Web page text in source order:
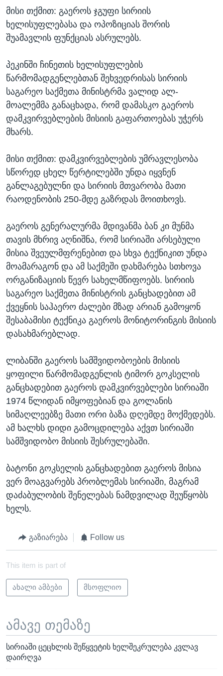
მისი თქმით: გაეროს ჯგუფი სირიის
ხელისუფლებასა და ოპოზიციას შორის
შუამავლის ფუნქციას ასრულებს.
პეკინში ჩინეთის ხელისუფლების
წარმომადგენლებთან შეხვედრისას სირიის
საგარეო საქმეთა მინისტრმა ვალიდ ალ-
მოალემმა განაცხადა, რომ დამასკო გაეროს
დამკვირვებლების მისიის გაფართოებას უჭერს
მხარს.
მისი თქმით: დამკვირვებლების უმრავლესობა
სწორედ ცხელ წერტილებში უნდა იყვნენ
განლაგებულნი და სირიის მთვარობა მათი
რაოდენობის 250-მდე გაზრდას მოითხოვს.
გაეროს გენერალურმა მდივანმა ბან კი მუნმა
თავის მხრივ აღნიშნა, რომ სირიაში არსებული
მისია შვეულმფრენებით და სხვა ტექნიკით უნდა
მოამარაგონ და ამ საქმეში დახმარება სთხოვა
ორგანიზაციის წევრ სახელმწიფოებს. სირიის
საგარეო საქმეთა მინისტრის განცხადებით ამ
ქვეყნის საჰაერო ძალები მზად არიან გამოყონ
შესაბამისი ტექნიკა გაეროს მონიტორინგის მისიის
დასახმარებლად.
ლიბანში გაეროს სამშვიდობოების მისიის
ყოფილი წარმომადგენლის ტიმორ გოკსელის
განცხადებით გაეროს დამკვირვებლები სირიაში
1974 წლიდან იმყოფებიან და გოლანის
სიმაღლეებზე მათი ორი ბაზა დღემდე მოქმედებს.
ამ ხალხს დიდი გამოცდილება აქვთ სირიაში
სამშვიდობო მისიის შესრულებაში.
ბატონი გოკსელის განცხადებით გაეროს მისია
ვერ მოაგვარებს პრობლემას სირიაში, მაგრამ
დაძაბულობის შენელებას ნამდვილად შეუწყობს
ხელს.
გაზიარება Follow us
This item is part of
ახალი ამბები მსოფლიო
ამავე თემაზე
სირიაში ცეცხლის შეწყვეტის ხელშეკრულება კვლავ
დაირღვა